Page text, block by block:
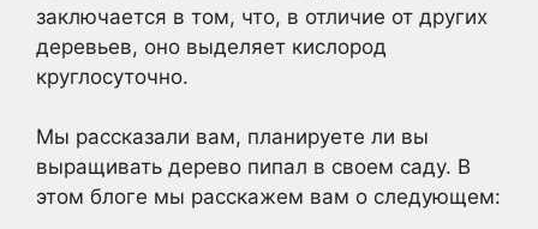
заключается в том, что, в отличие от других
деревьев, оно выделяет кислород
круглосуточно.
Мы рассказали вам, планируете ли вы
выращивать дерево пипал в своем саду. В
этом блоге мы расскажем вам о следующем: